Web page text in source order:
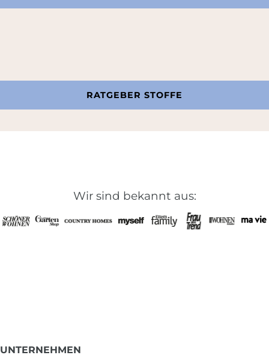
RATGEBER STOFFE
Wir sind bekannt aus:
UNTERNEHMEN